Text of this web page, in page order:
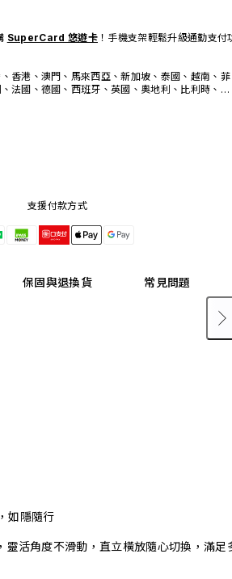
SuperCard 悠遊卡！手機支架輕鬆升級通勤支付
香港、澳門、馬來西亞、新加坡、泰國、越南、菲
法國、德國、西班牙、英國、奧地利、比利時、荷
支援付款方式
保固與退換貨 常見問題
如隱隨行
靈活角度不滑動，直立橫放隨心切換，滿足